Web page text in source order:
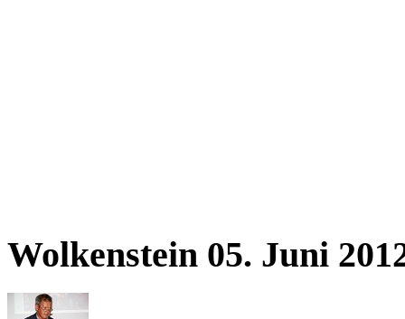
Wolkenstein 05. Juni